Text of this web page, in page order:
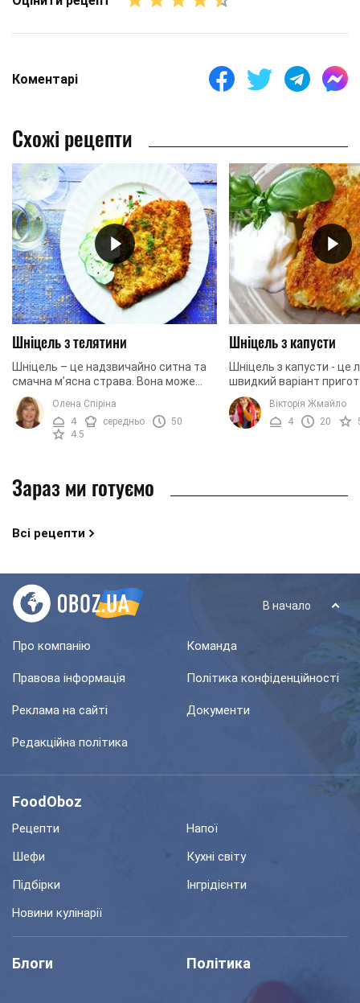
Коментарі
Схожі рецепти
Шніцель з телятини
Шніцель – це надзвичайно ситна та
смачна м’ясна страва. Вона може
прекрасно смакувати як основна або
вдало поєднатися з будь-яким
гарніром. Ми ...
Олена Спіріна
4
середньо
50
4.5
Шніцель з капусти
Шніцель з капусти - це
швидкий варіант
овочевих котлет. Все
просто в даному
навіть не доведеться ...
Вікторія Жмайло
4
20
Зараз ми готуємо
Всі рецепти
В начало
Про компанію Команда
Правова інформація Політика конфіденційності
Реклама на сайті Документи
Редакційна політика
FoodOboz
Рецепти
Напої
Шефи
Кухні світу
Підбірки
Інгрідієнти
Новини кулінарії
Блоги Політика